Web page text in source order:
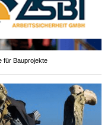
für Bauprojekte